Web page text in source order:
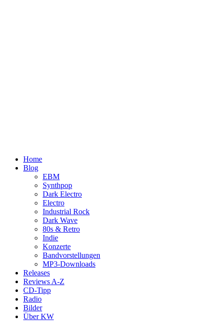
Home
Blog
EBM
Synthpop
Dark Electro
Electro
Industrial Rock
Dark Wave
80s & Retro
Indie
Konzerte
Bandvorstellungen
MP3-Downloads
Releases
Reviews A-Z
CD-Tipp
Radio
Bilder
Über KW